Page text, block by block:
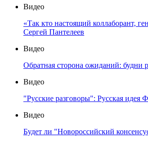
Видео
«Так кто настоящий коллаборант,
Сергей Пантелеев
Видео
Обратная сторона ожиданий: будни
Видео
"Русские разговоры": Русская идея
Видео
Будет ли "Новороссийский